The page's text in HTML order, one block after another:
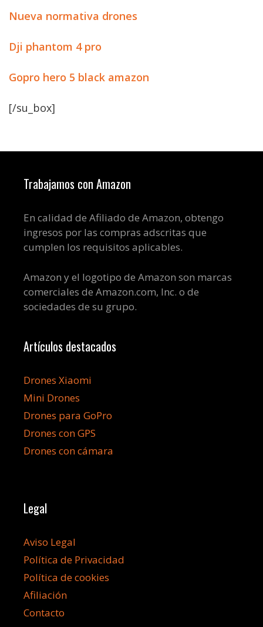
Nueva normativa drones
Dji phantom 4 pro
Gopro hero 5 black amazon
[/su_box]
Trabajamos con Amazon
En calidad de Afiliado de Amazon, obtengo
ingresos por las compras adscritas que
cumplen los requisitos aplicables.
Amazon y el logotipo de Amazon son marcas
comerciales de Amazon.com, Inc. o de
sociedades de su grupo.
Artículos destacados
Drones Xiaomi
Mini Drones
Drones para GoPro
Drones con GPS
Drones con cámara
Legal
Aviso Legal
Política de Privacidad
Política de cookies
Afiliación
Contacto